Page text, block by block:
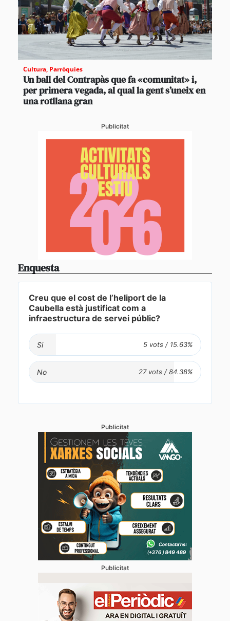
Cultura, Parròquies
Un ball del Contrapàs que fa «comunitat» i,
per primera vegada, al qual la gent s’uneix en
una rotllana gran
Publicitat
Enquesta
Creu que el cost de l’heliport de la
Caubella està justificat com a
infraestructura de servei públic?
Si
No
Publicitat
Publicitat